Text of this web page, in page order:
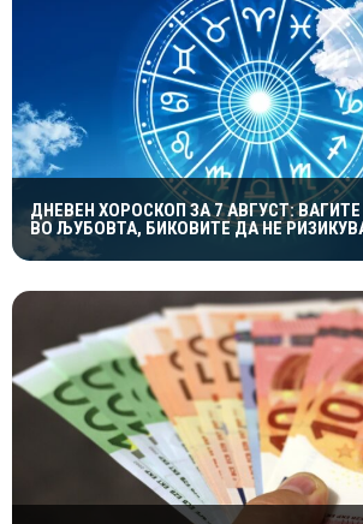
ДНЕВЕН ХОРОСКОП ЗА 7 АВГУСТ:
ВО ЉУБОВТА, БИКОВИТЕ ДА НЕ